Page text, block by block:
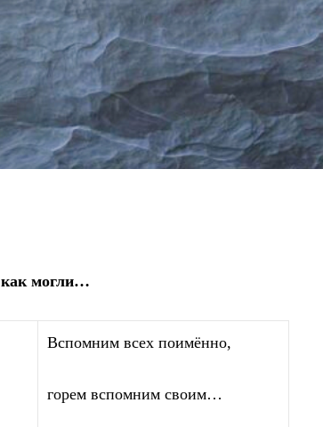
могли…
Вспомним всех поимённо,
горем вспомним своим…